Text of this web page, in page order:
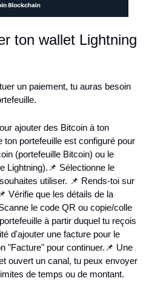
ton wallet Lightning
un paiement, tu auras besoin
ajouter des Bitcoin à ton
ton portefeuille est configuré pour
(portefeuille Bitcoin) ou le
Lightning). 📌 Sélectionne le
utiliser. 📌 Rends-toi sur
Vérifie que les détails de la
Scanne le code QR ou copie/colle
à partir duquel tu reçois
d'ajouter une facture pour le
"Facture" pour continuer. 📌 Une
ouvert un canal, tu peux envoyer
de temps ou de montant.